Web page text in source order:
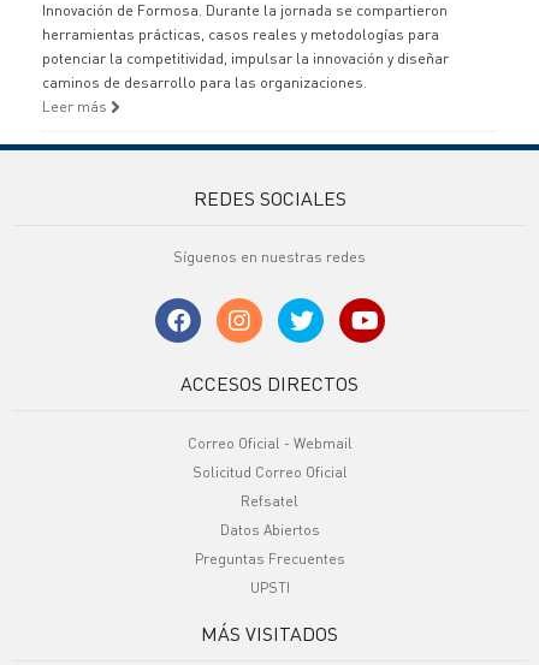
Innovación de Formosa. Durante la jornada se compartieron
herramientas prácticas, casos reales y metodologías para
potenciar la competitividad, impulsar la innovación y diseñar
caminos de desarrollo para las organizaciones.
Leer más
REDES SOCIALES
Síguenos en nuestras redes
ACCESOS DIRECTOS
Correo Oficial - Webmail
Solicitud Correo Oficial
Refsatel
Datos Abiertos
Preguntas Frecuentes
UPSTI
MÁS VISITADOS